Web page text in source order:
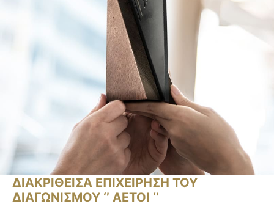
ΔΙΑΚΡΙΘΕΙΣΑ ΕΠΙΧΕΙΡΗΣΗ ΤΟΥ
ΔΙΑΓΩΝΙΣΜΟΥ ‘’ ΑΕΤΟΙ ‘’